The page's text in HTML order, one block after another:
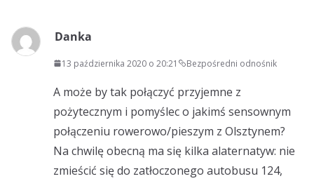
Danka
13 października 2020 o 20:21 Bezpośredni odnośnik
A może by tak połączyć przyjemne z
pożytecznym i pomyślec o jakimś sensownym
połączeniu rowerowo/pieszym z Olsztynem?
Na chwilę obecną ma się kilka alaternatyw: nie
zmieścić się do zatłoczonego autobusu 124,